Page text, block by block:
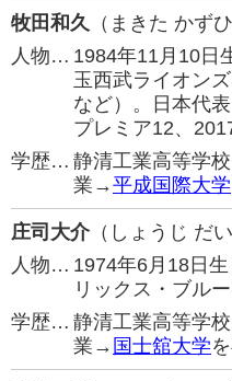
牧田和久 （まきた かずひ
人物… 1984年11月10日
玉西武ライオン
など）。日本代
プレミア12、
学歴… 静清工業高等学
業→平成国際大学
庄司大介（しょうじ だい
人物… 1974年6月18日
リックス・ブル
学歴… 静清工業高等学
業→ 国士舘大学